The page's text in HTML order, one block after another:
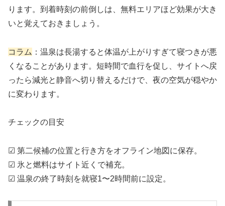
ります。到着時刻の前倒しは、無料エリアほど効果が大き
いと覚えておきましょう。
コラム ：温泉は長湯すると体温が上がりすぎて寝つきが悪
くなることがあります。短時間で血行を促し、サイトへ戻
ったら減光と静音へ切り替えるだけで、夜の空気が穏やか
に変わります。
チェックの目安
☑︎ 第二候補の位置と行き方をオフライン地図に保存。
☑︎ 氷と燃料はサイト近くで補充。
☑︎ 温泉の終了時刻を就寝1〜2時間前に設定。